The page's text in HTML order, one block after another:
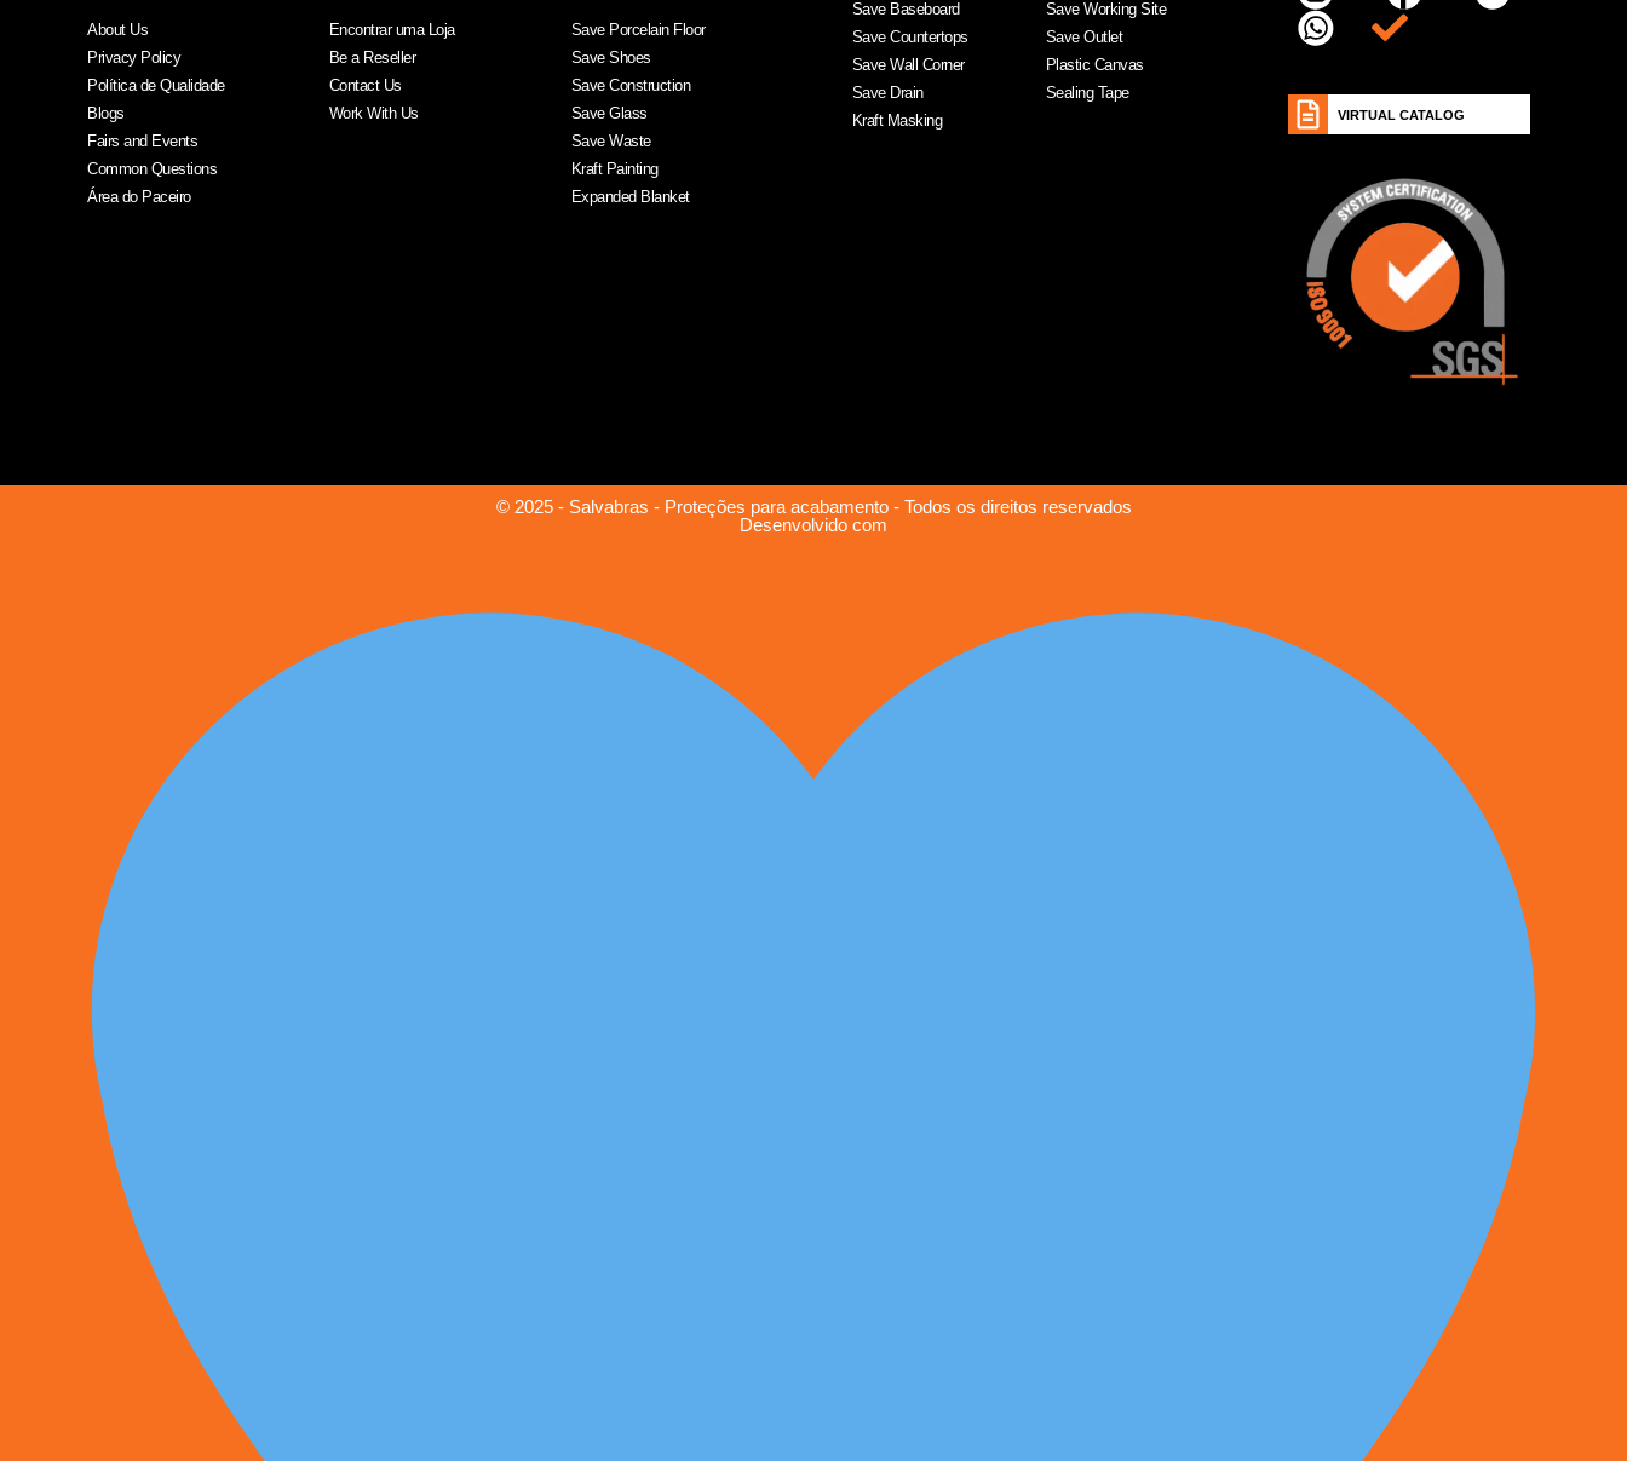
About Us
Privacy Policy
Política de Qualidade
Blogs
Fairs and Events
Common Questions
Área do Paceiro
Encontrar uma Loja
Be a Reseller
Contact Us
Work With Us
Save Porcelain Floor
Save Shoes
Save Construction
Save Glass
Save Waste
Kraft Painting
Expanded Blanket
Save Baseboard
Save Countertops
Save Wall Corner
Save Drain
Kraft Masking
Save Working Site
Save Outlet
Plastic Canvas
Sealing Tape
VIRTUAL CATALOG
© 2025 - Salvabras - Proteções para acabamento - Todos os direitos reservados
Desenvolvido com